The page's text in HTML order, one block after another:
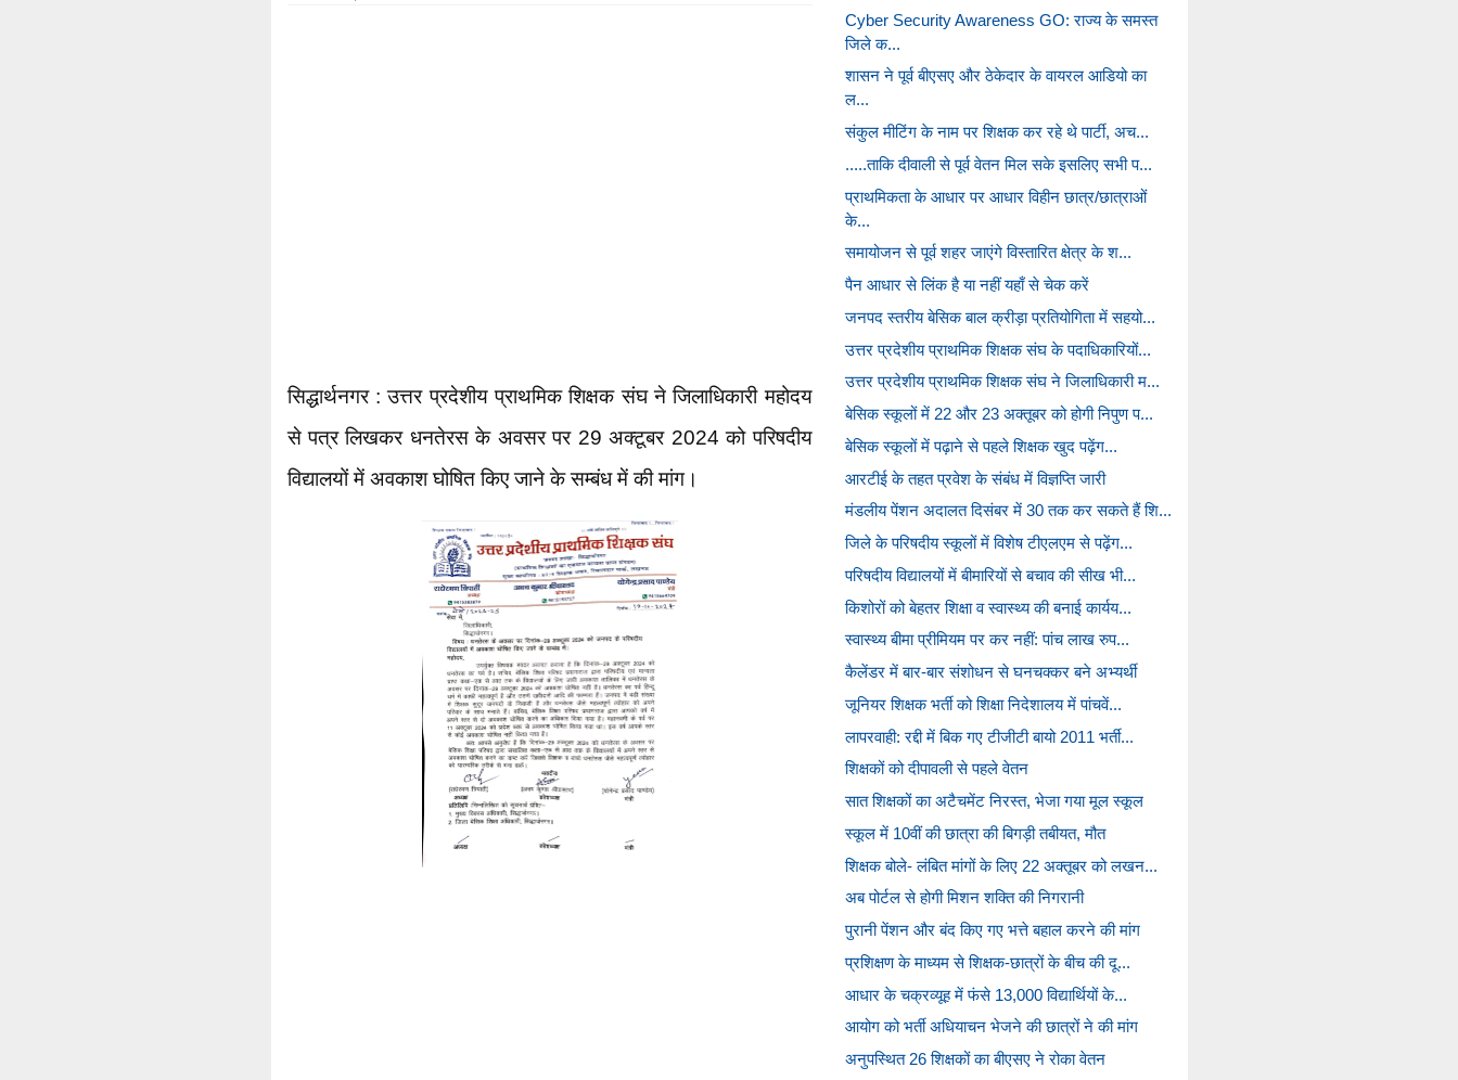
सिद्धार्थनगर : उत्तर प्रदेशीय प्राथमिक शिक्षक संघ ने जिलाधिकारी महोदय
से पत्र लिखकर धनतेरस के अवसर पर 29 अक्टूबर 2024 को परिषदीय
विद्यालयों में अवकाश घोषित किए जाने के सम्बंध में की मांग।
Cyber Security Awareness GO: राज्य के समस्त
जिले क...
शासन ने पूर्व बीएसए और ठेकेदार के वायरल आडियो का
ल...
संकुल मीटिंग के नाम पर शिक्षक कर रहे थे पार्टी, अच...
.....ताकि दीवाली से पूर्व वेतन मिल सके इसलिए सभी प...
प्राथमिकता के आधार पर आधार विहीन छात्र/छात्राओं
के...
समायोजन से पूर्व शहर जाएंगे विस्तारित क्षेत्र के श...
पैन आधार से लिंक है या नहीं यहाँ से चेक करें
जनपद स्तरीय बेसिक बाल क्रीड़ा प्रतियोगिता में सहयो...
उत्तर प्रदेशीय प्राथमिक शिक्षक संघ के पदाधिकारियों...
उत्तर प्रदेशीय प्राथमिक शिक्षक संघ ने जिलाधिकारी म...
बेसिक स्कूलों में 22 और 23 अक्तूबर को होगी निपुण प...
बेसिक स्कूलों में पढ़ाने से पहले शिक्षक खुद पढ़ेंग...
आरटीई के तहत प्रवेश के संबंध में विज्ञप्ति जारी
मंडलीय पेंशन अदालत दिसंबर में 30 तक कर सकते हैं शि...
जिले के परिषदीय स्कूलों में विशेष टीएलएम से पढ़ेंग...
परिषदीय विद्यालयों में बीमारियों से बचाव की सीख भी...
किशोरों को बेहतर शिक्षा व स्वास्थ्य की बनाई कार्यय...
स्वास्थ्य बीमा प्रीमियम पर कर नहीं: पांच लाख रुप...
कैलेंडर में बार-बार संशोधन से घनचक्कर बने अभ्यर्थी
जूनियर शिक्षक भर्ती को शिक्षा निदेशालय में पांचवें...
लापरवाही: रद्दी में बिक गए टीजीटी बायो 2011 भर्ती...
शिक्षकों को दीपावली से पहले वेतन
सात शिक्षकों का अटैचमेंट निरस्त, भेजा गया मूल स्कूल
स्कूल में 10वीं की छात्रा की बिगड़ी तबीयत, मौत
शिक्षक बोले- लंबित मांगों के लिए 22 अक्तूबर को लखन...
अब पोर्टल से होगी मिशन शक्ति की निगरानी
पुरानी पेंशन और बंद किए गए भत्ते बहाल करने की मांग
प्रशिक्षण के माध्यम से शिक्षक-छात्रों के बीच की दू...
आधार के चक्रव्यूह में फंसे 13,000 विद्यार्थियों के...
आयोग को भर्ती अधियाचन भेजने की छात्रों ने की मांग
अनुपस्थित 26 शिक्षकों का बीएसए ने रोका वेतन